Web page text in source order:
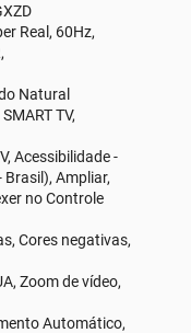
Real, 60Hz,
Natural
TV,
Acessibilidade -
Brasil), Ampliar,
no Controle
Cores negativas,
Zoom de vídeo,
Automático,